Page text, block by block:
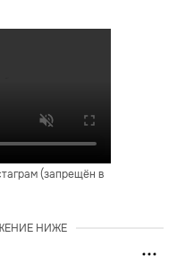
(запрещён в
НИЖЕ